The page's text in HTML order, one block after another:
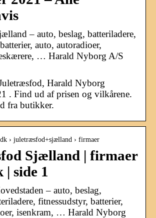
– auto, beslag, batteriladere,
auto, autoradioer,
… Harald Nyborg A/S
Harald Nyborg
. Find ud af prisen og vilkårene.
fra butikker.
› juletræsfod+sjælland › firmaer
Sjælland | firmaer
side 1
– auto, beslag,
fitnessudstyr, batterier,
isenkram, … Harald Nyborg